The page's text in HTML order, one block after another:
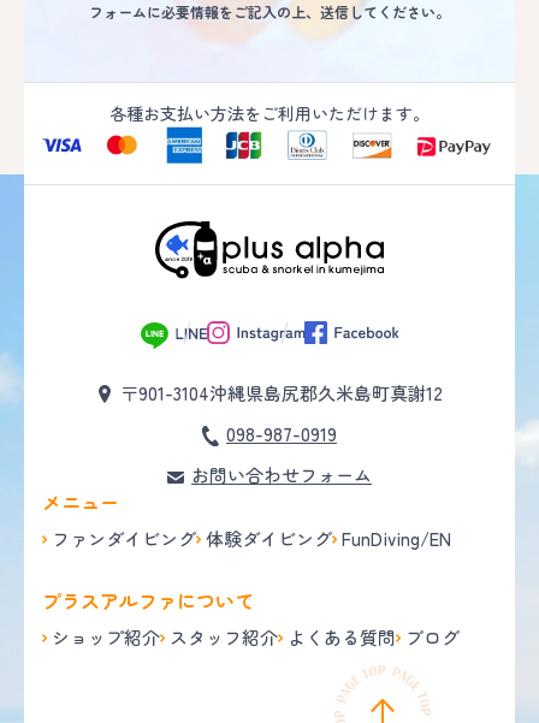
フォームに必要情報をご記入の上、送信してください。
各種お支払い方法をご利用いただけます。
〒901-3104沖縄県島尻郡久米島町真謝12
098-987-0919
お問い合わせフォーム
メニュー
ファンダイビング 体験ダイビング FunDiving/EN
プラスアルファについて
ショップ紹介 スタッフ紹介 よくある質問 ブログ